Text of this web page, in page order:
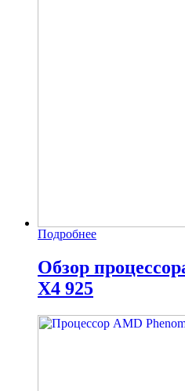
Подробнее
Обзор
X4 925